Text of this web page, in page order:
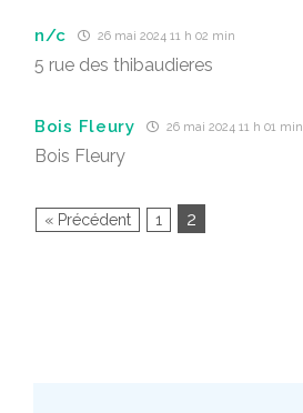
n/c 26 mai 2024 11 h 02 min
5 rue des thibaudieres
Bois Fleury 26 mai 2024 11 h 01 min
Bois Fleury
« Précédent 1 2